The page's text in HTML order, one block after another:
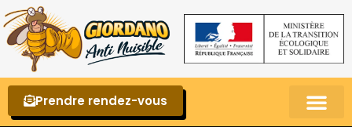
Prendre rendez-vous